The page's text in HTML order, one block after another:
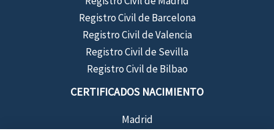
Registro Civil de Barcelona
Registro Civil de Valencia
Registro Civil de Sevilla
Registro Civil de Bilbao
CERTIFICADOS NACIMIENTO
Madrid